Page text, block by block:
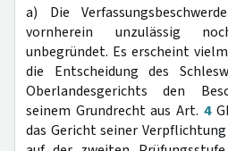
a) Die
vornherein unzulässig
unbegründet. Es erscheint
die Entscheidung des
Oberlandesgerichts den
seinem Grundrecht aus Art. 4
das Gericht seiner